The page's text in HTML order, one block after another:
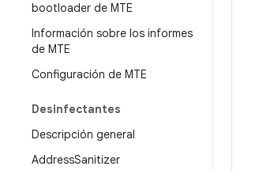
bootloader de MTE
Información sobre los informes
de MTE
Configuración de MTE
Desinfectantes
Descripción general
AddressSanitizer